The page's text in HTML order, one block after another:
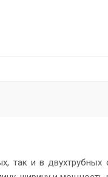
так и в двухтрубных